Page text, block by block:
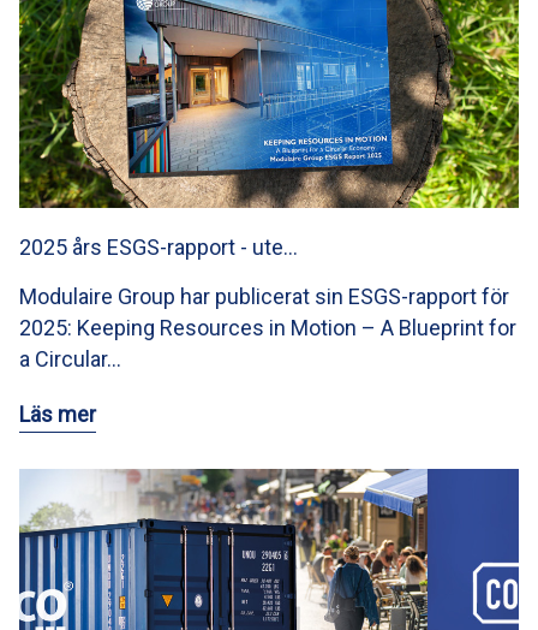
2025 års ESGS-rapport - ute…
Modulaire Group har publicerat sin ESGS-rapport för
2025: Keeping Resources in Motion – A Blueprint for
a Circular…
Läs mer